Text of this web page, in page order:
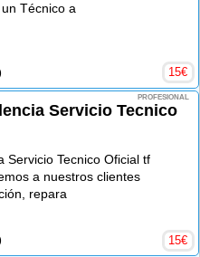
Técnico a
15€
PROFESIONAL
Servicio Tecnico
Servicio Tecnico Oficial tf
a nuestros clientes
repara
15€